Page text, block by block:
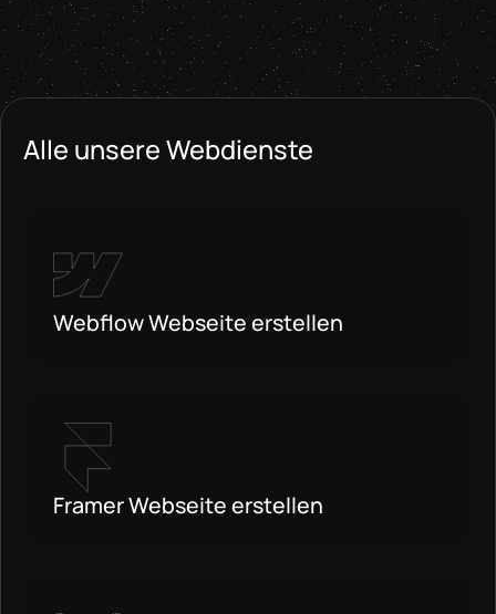
Alle unsere Webdienste
Webflow Webseite erstellen
Framer Webseite erstellen